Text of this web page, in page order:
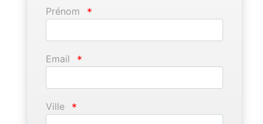
Prénom *
Email *
Ville *